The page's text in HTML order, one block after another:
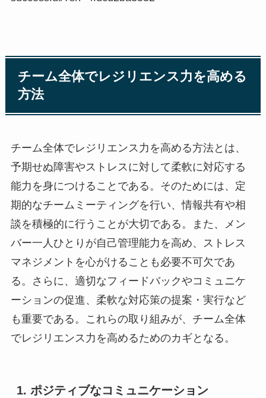
チーム全体でレジリエンス力を高める
方法
チーム全体でレジリエンス力を高める方法とは、
予期せぬ障害やストレスに対して柔軟に対応する
能力を身につけることである。そのためには、定
期的なチームミーティングを行い、情報共有や相
談を積極的に行うことが大切である。また、メン
バー一人ひとりが自己管理能力を高め、ストレス
マネジメントを心がけることも必要不可欠であ
る。さらに、適切なフィードバックやコミュニケ
ーションの促進、柔軟な対応策の提案・実行など
も重要である。これらの取り組みが、チーム全体
でレジリエンス力を高めるためのカギとなる。
1. ポジティブなコミュニケーション